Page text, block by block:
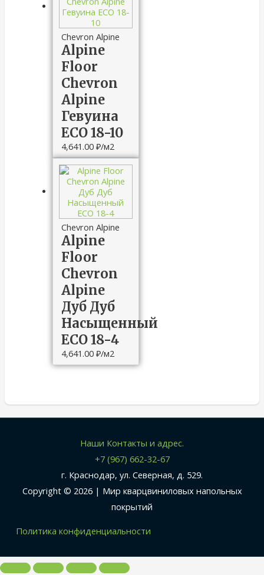
Chevron Alpine
Alpine
Floor
Chevron
Alpine
Гевуина
ECO 18-10
4,641.00₽/м2
Chevron Alpine
Alpine
Floor
Chevron
Alpine
Дуб Дуб
Насыщенный
ECO 18-4
4,641.00₽/м2
Наши Контакты и адрес.
+7 (967) 662-32-67
г. Краснодар, ул. Северная, д. 529.
Copyright © 2026 | Мир кварцвиниловых напольных
покрытий
Политика конфиденциальности